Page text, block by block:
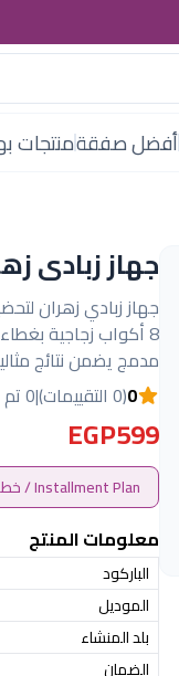
أفضل صفقةمنتجات
جهاز زبادى
جهاز زبادي زهران
8 أكواب زجاجية
مدمج يضمن نتائج
0(0 التقييمات) |0 تم البيع
EGP599
Installment Plan / خطة التقسيط
معلومات المنتج
الباركود
الموديل
بلد المنشاء
الضمان